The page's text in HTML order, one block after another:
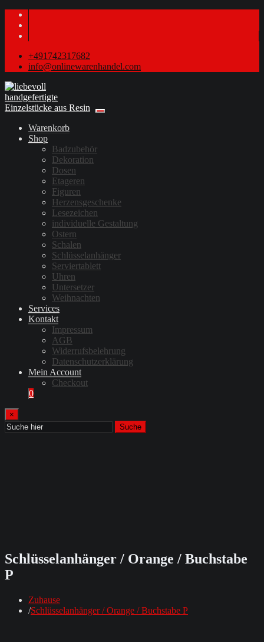
+491742317682
info@onlinewarenhandel.com
Warenkorb
Shop
Badzubehör
Dekoration
Dosen
Etageren
Figuren
Herzensgeschenke
Lesezeichen
individuelle Gestaltung
Ostern
Schalen
Schlüsselanhänger
Serviertablett
Uhren
Untersetzer
Weihnachten
Services
Kontakt
Impressum
AGB
Widerrufsbelehrung
Datenschutzerklärung
Mein Account
Checkout
0
×
Suche
Schlüsselanhänger / Orange / Buchstabe
P
Zuhause
Schlüsselanhänger / Orange / Buchstabe P